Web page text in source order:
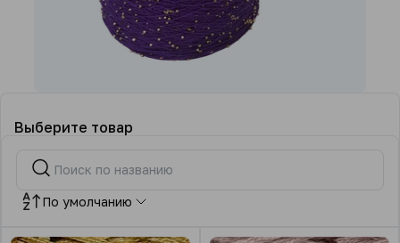
Выберите товар
По умолчанию